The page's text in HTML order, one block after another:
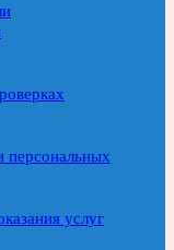
персональных
услуг